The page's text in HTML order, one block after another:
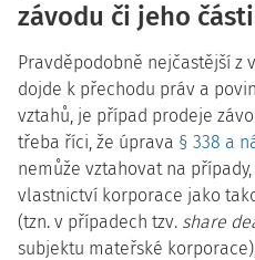
závodu či jeho části
Pravděpodobně nejčastější z
dojde k přechodu práv a
vztahů, je případ prodeje
třeba říci, že úprava § 338 a
nemůže vztahovat na
vlastnictví korporace jako
(tzn. v případech tzv. share
subjektu mateřské